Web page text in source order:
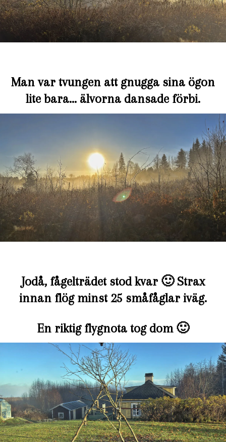
Man var tvungen att gnugga sina ögon
lite bara… älvorna dansade förbi.
Jodå, fågelträdet stod kvar 🙂 Strax
innan flög minst 25 småfåglar iväg.
En riktig flygnota tog dom 🙂